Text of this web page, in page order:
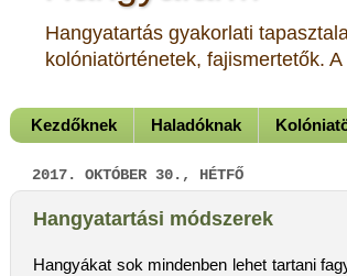
Hangyatartás gyakorlati
kolóniatörténetek, fajismertetők.
Kezdőknek Haladóknak
2017. OKTÓBER 30., HÉTFŐ
Hangyatartási módszerek
Hangyákat sok mindenben lehet tartani